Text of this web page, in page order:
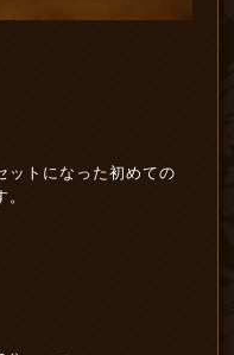
ットになった初めての